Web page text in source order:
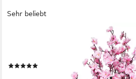
Sehr beliebt
Kunstpflanze Blütenbaum Wintersweet
Blüten Pink Wintersweet, Höhe 120